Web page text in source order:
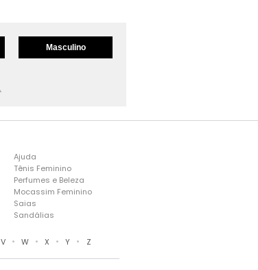
Masculino
Ajuda
Tênis Feminino
Perfumes e Beleza
Mocassim Feminino
Saias
Sandálias
V • W • X • Y • Z